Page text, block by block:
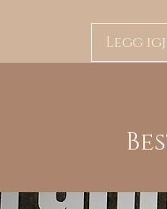
Legg